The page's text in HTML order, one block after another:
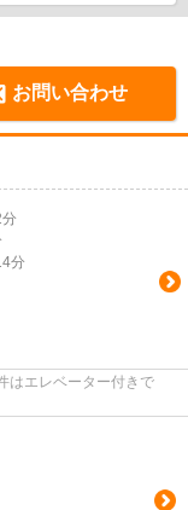
お問い合わせ
分
分
はエレベーター付きで